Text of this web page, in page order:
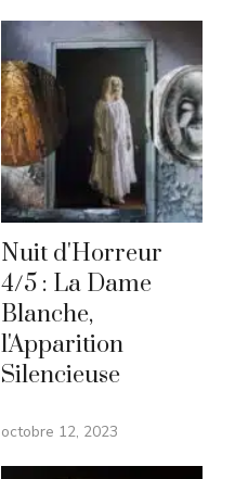
Nuit d'Horreur
4/5 : La Dame
Blanche,
l'Apparition
Silencieuse
octobre 12, 2023